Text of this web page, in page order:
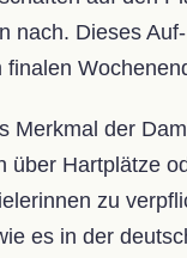
nach. Dieses
finalen
Merkmal der
über Hartplätze
zu
es in der